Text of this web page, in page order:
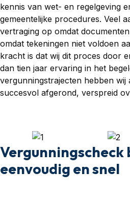
kennis van wet- en regelgeving
gemeentelijke procedures. Veel
vertraging op omdat
omdat tekeningen niet voldoen
kracht is dat wij dit proces door
dan tien jaar ervaring in het
vergunningstrajecten hebben wij
succesvol afgerond, verspreid
Vergunningscheck
eenvoudig en snel